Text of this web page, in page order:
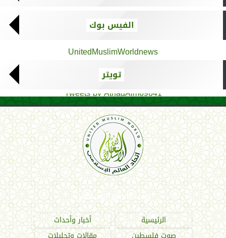
الفيس بوك
UnitedMuslimWorldnews
تويتر
Tweets by AthadAlm69641
اتحاد العالم الإسلامي
الرئيسية
أخبار وأحداث